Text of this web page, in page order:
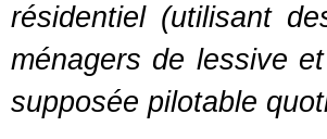
résidentiel (utilisant
ménagers de lessive
supposée pilotable